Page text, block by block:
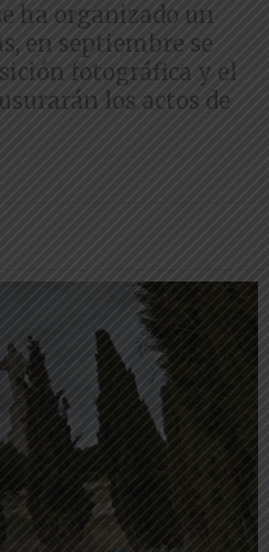
ha organizado un
en septiembre se
fotográfica y el
los actos de